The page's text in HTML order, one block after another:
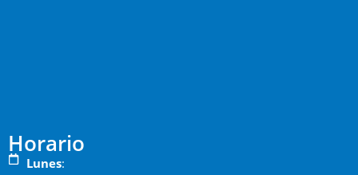
Horario
Lunes: